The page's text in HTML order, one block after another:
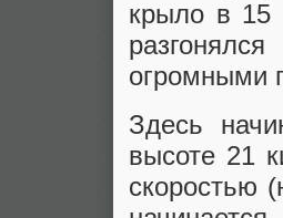
крыло в 15
огромными
Здесь
высоте 21
скоростью